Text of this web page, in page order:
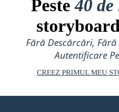
Peste40
Fără Descărcări,
Autentificare
CREEZ PRIMUL MEU